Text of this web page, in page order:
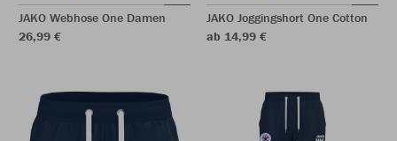
JAKO Webhose One Damen
26,99 €
JAKO Joggingshort One Cotton
ab 14,99 €